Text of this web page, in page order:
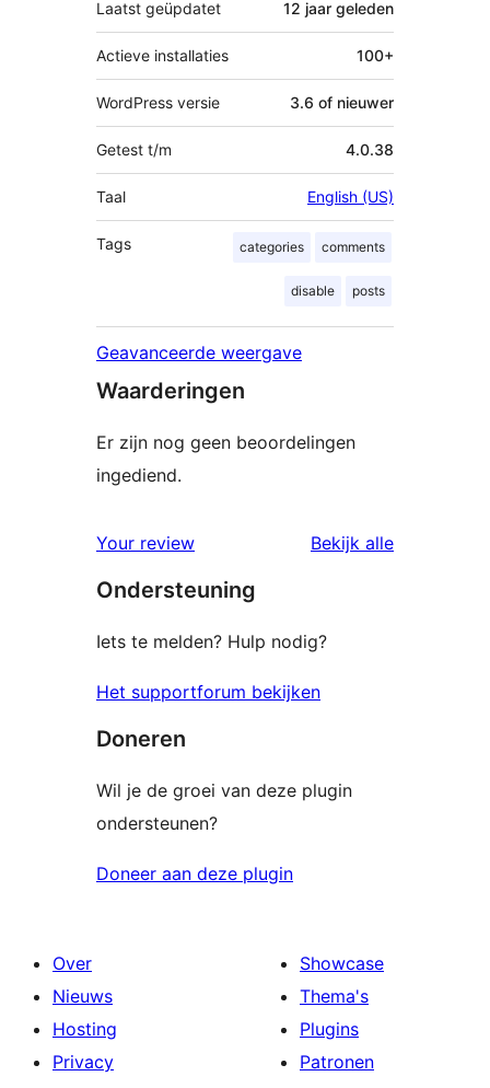
Laatst geüpdatet 12 jaar geleden
Actieve installaties 100+
WordPress versie 3.6 of nieuwer
Getest t/m 4.0.38
Taal English (US)
Tags categories comments
disable posts
Geavanceerde weergave
Waarderingen
Er zijn nog geen beoordelingen
ingediend.
Your review Bekijk alle
Ondersteuning
Iets te melden? Hulp nodig?
Het supportforum bekijken
Doneren
Wil je de groei van deze plugin
ondersteunen?
Doneer aan deze plugin
Over
Nieuws
Hosting
Privacy
Showcase
Thema's
Plugins
Patronen